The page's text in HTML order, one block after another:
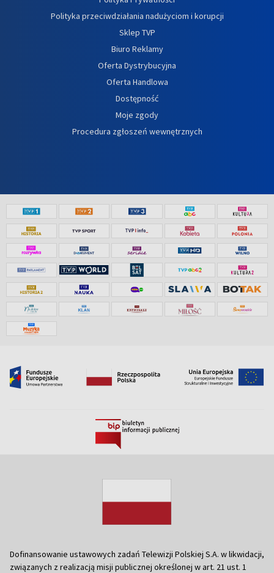
Polityka przeciwdziałania nadużyciom i korupcji
Sklep TVP
Biuro Reklamy
Oferta Dystrybucyjna
Oferta Handlowa
Dostępność
Moje zgody
Procedura zgłoszeń wewnętrznych
Dofinansowanie ustawowych zadań Telewizji Polskiej S.A. w likwidacji,
związanych z realizacją misji publicznej określonej w art. 21 ust. 1